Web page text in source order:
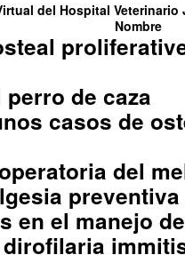
del Hospital Veterinario
Nombre
de caza
casos de
del
en el manejo